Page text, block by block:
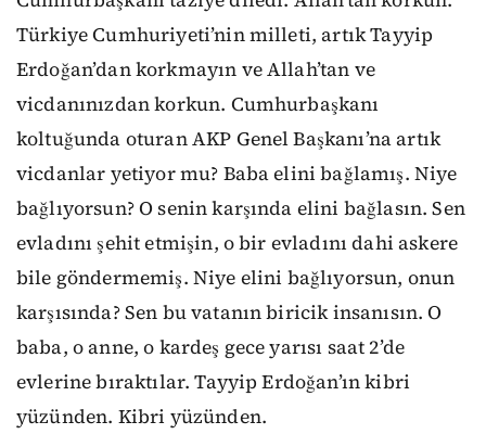
Türkiye Cumhuriyeti’nin milleti, artık Tayyip
Erdoğan’dan korkmayın ve Allah’tan ve
vicdanınızdan korkun. Cumhurbaşkanı
koltuğunda oturan AKP Genel Başkanı’na artık
vicdanlar yetiyor mu? Baba elini bağlamış. Niye
bağlıyorsun? O senin karşında elini bağlasın. Sen
evladını şehit etmişin, o bir evladını dahi askere
bile göndermemiş. Niye elini bağlıyorsun, onun
karşısında? Sen bu vatanın biricik insanısın. O
baba, o anne, o kardeş gece yarısı saat 2’de
evlerine bıraktılar. Tayyip Erdoğan’ın kibri
yüzünden. Kibri yüzünden.